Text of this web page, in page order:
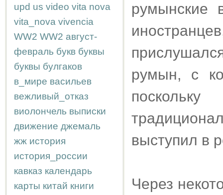
upd us video vita nova
vita_nova vivencia
WW2 WW2 август-
февраль букв буквы
буквы булгаков
в_мире васильев
вежливый_отказ
виолончель выписки
движение джемаль
жж история
история_россии
кавказ календарь
карты китай книги
румынские
румын, с
выступил в
Через